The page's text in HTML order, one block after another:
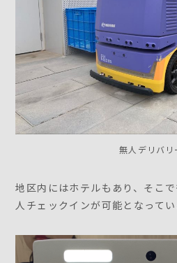
無人デリバリ
地区内にはホテルもあり、そこ
人チェックインが可能となってい